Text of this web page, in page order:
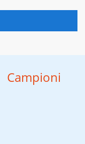
Campioni